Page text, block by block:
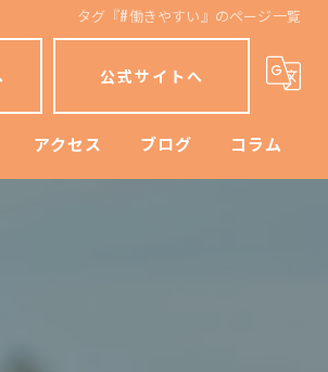
タグ『#働きやすい』のページ一覧
公式サイトへ
アクセス ブログ コラム